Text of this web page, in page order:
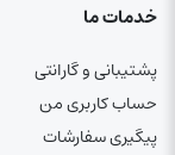
خدمات ما
پشتیبانی و گارانتی
حساب کاربری من
پیگیری سفارشات